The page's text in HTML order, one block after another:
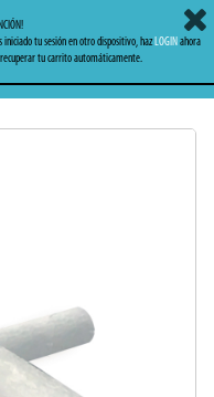
recambio
iniciado tu sesión en otro dispositivo, hazLOGINahora
tu carrito automáticamente.